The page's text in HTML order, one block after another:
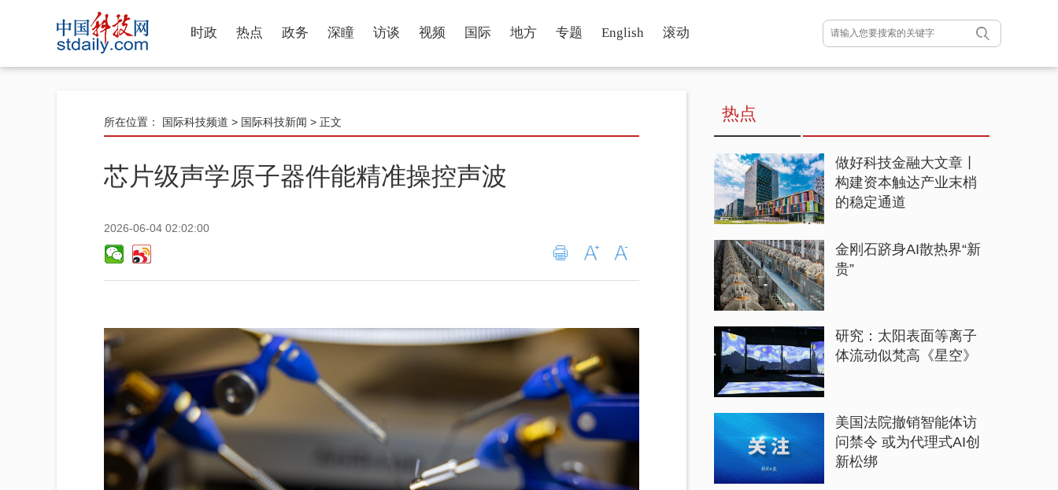
时政 热点 政务 深瞳 访谈 视频 国际 地方 专题 English 滚动
所在位置： 国际科技频道 > 国际科技新闻 > 正文
芯片级声学原子器件能精准操控声波
2026-06-04 02:02:00
热点
做好科技金融大文章丨
构建资本触达产业末梢
的稳定通道
金刚石跻身AI散热界“新
贵”
研究：太阳表面等离子
体流动似梵高《星空》
美国法院撤销智能体访
问禁令 或为代理式AI创
新松绑